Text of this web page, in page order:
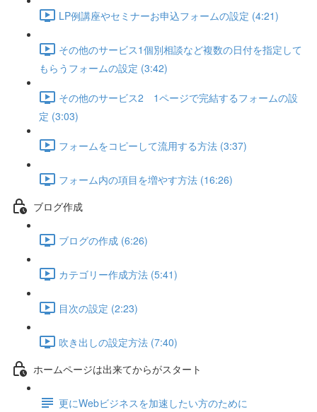
LP例講座やセミナーお申込フォームの設定 (4:21)
その他のサービス1個別相談など複数の日付を指定して
もらうフォームの設定 (3:42)
その他のサービス2 1ページで完結するフォームの設
定 (3:03)
フォームをコピーして流用する方法 (3:37)
フォーム内の項目を増やす方法 (16:26)
ブログ作成
ブログの作成 (6:26)
カテゴリー作成方法 (5:41)
目次の設定 (2:23)
吹き出しの設定方法 (7:40)
ホームページは出来てからがスタート
更にWebビジネスを加速したい方のために